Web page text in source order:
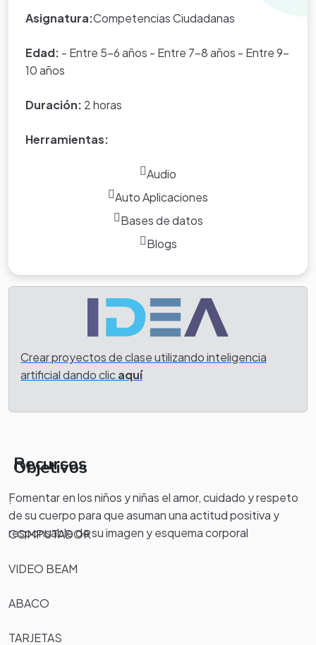
Asignatura:Competencias Ciudadanas
Edad: - Entre 5-6 años - Entre 7-8 años - Entre 9-
10 años
Duración: 2 horas
Herramientas:
Audio
Auto Aplicaciones
Bases de datos
Blogs
Crear proyectos de clase utilizando inteligencia
artificial dando clicaquí
Objetivos
Fomentar en los niños y niñas el amor, cuidado y respeto
de su cuerpo para que asuman una actitud positiva y
responsable de su imagen y esquema corporal
Recursos
.
COMPUTADOR
VIDEO BEAM
ABACO
TARJETAS